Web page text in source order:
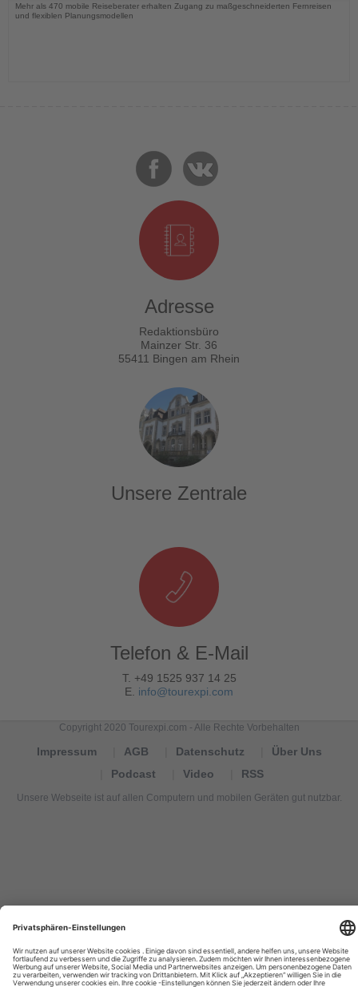
Mehr als 470 mobile Reiseberater erhalten Zugang zu maßgeschneiderten Fernreisen
und flexiblen Planungsmodellen
Adresse
Redaktionsbüro
Mainzer Str. 36
55411 Bingen am Rhein
Unsere Zentrale
Telefon & E-Mail
T. +49 1525 937 14 25
E. info@tourexpi.com
Copyright 2020 Tourexpi.com - Alle Rechte Vorbehalten
Impressum AGB Datenschutz
Über Uns
Podcast
Video RSS
Unsere Webseite ist auf allen Computern und mobilen Geräten gut nutzbar.
noticias
de
Tourismus
Nachrichten,